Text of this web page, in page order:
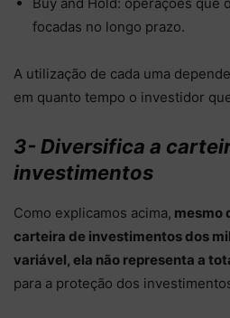
focadas no longo prazo.
A utilização de cada uma
em quanto tempo o investidor
3- Diversifica a
investimentos
Como explicamos acima, mesmo
carteira de investimentos dos
variável, ela não representa a
para a proteção dos